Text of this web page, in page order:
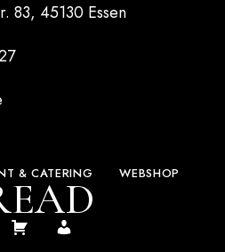
83, 45130 Essen
& CATERING WEBSHOP